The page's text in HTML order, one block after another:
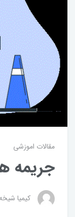
مقالات اموزشی
جریمه
کیمیا